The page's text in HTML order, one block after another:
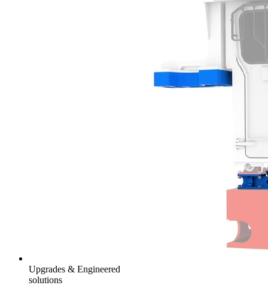
Upgrades & Engineered
solutions